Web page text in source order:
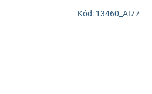
Kód: 13460_AI77